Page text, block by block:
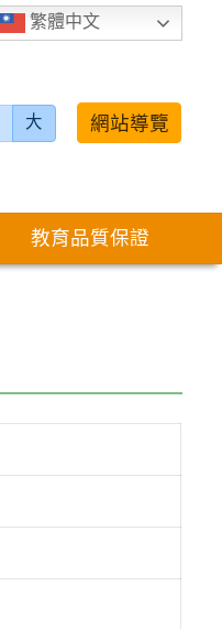
繁體中文
大 網站導覽
教育品質保證